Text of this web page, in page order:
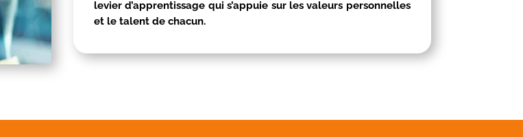
levier d’apprentissage qui s’appuie sur les valeurs personnelles
et le talent de chacun.